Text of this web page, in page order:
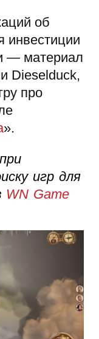
об
инвестиции
— материал
Dieselduck,
про
».
игр для
WN Game